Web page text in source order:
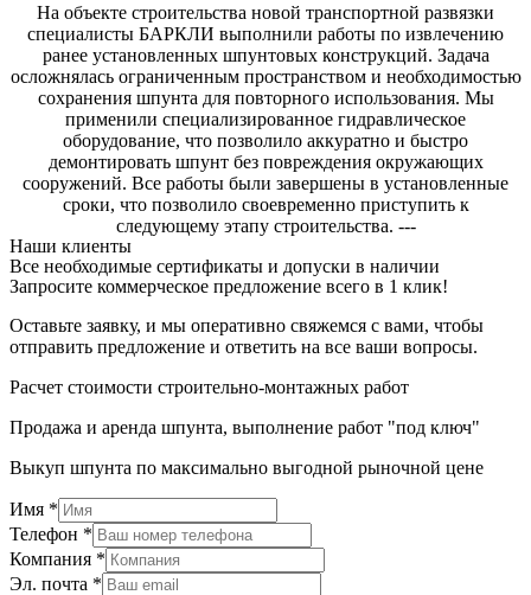
На объекте строительства новой транспортной развязки
специалисты БАРКЛИ выполнили работы по извлечению
ранее установленных шпунтовых конструкций. Задача
осложнялась ограниченным пространством и необходимостью
сохранения шпунта для повторного использования. Мы
применили специализированное гидравлическое
оборудование, что позволило аккуратно и быстро
демонтировать шпунт без повреждения окружающих
сооружений. Все работы были завершены в установленные
сроки, что позволило своевременно приступить к
следующему этапу строительства. ---
Наши клиенты
Все необходимые сертификаты и допуски в наличии
Запросите коммерческое предложение всего в 1 клик!
Оставьте заявку, и мы оперативно свяжемся с вами, чтобы
отправить предложение и ответить на все ваши вопросы.
Расчет стоимости строительно-монтажных работ
Продажа и аренда шпунта, выполнение работ "под ключ"
Выкуп шпунта по максимально выгодной рыночной цене
Имя *
Телефон *
Компания *
Эл. почта *